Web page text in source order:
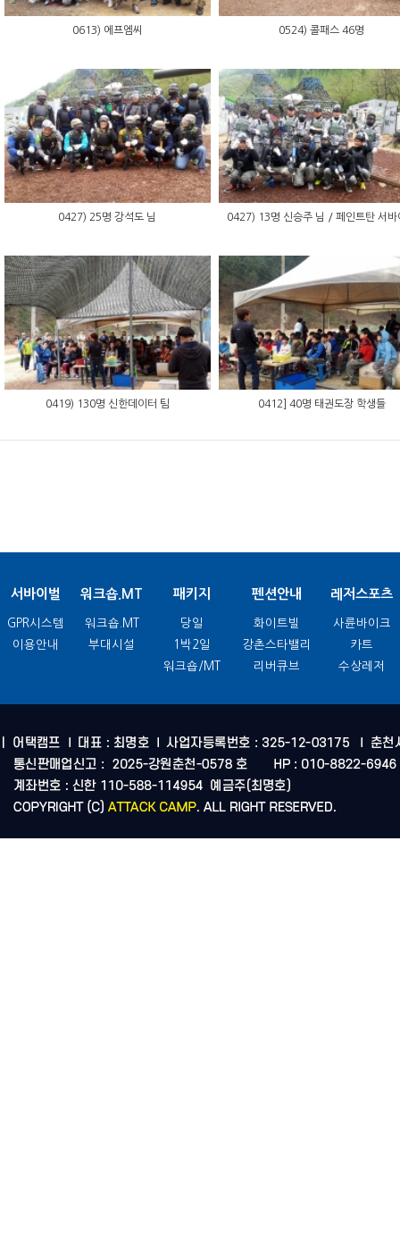
0613) 에프엠씨 0524) 콜패스 46명
0427) 25명 강석도 님 0427) 13명 신승주 님 / 페인트탄 서바
0419) 130명 신한데이터 팀 0412] 40명 태권도장 학생들
서바이벌 워크숍.MT 패키지 펜션안내 레저스포츠
GPR시스템 워크숍.MT 당일 화이트빌
사륜바이크
이용안내
부대시설 1박2일 강촌스타밸리
카트
워크숍/MT
리버큐브 수상레저